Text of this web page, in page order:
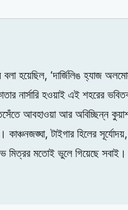
হয়েছিল, ‘দার্জিলিঙ হ্যাজ
নার্সারি হওয়াই এই শহরের
আবহাওয়া আর অবিচ্ছিন্ন
টাইগার হিলের
মিত্রর মতোই ভুলে গিয়েছে